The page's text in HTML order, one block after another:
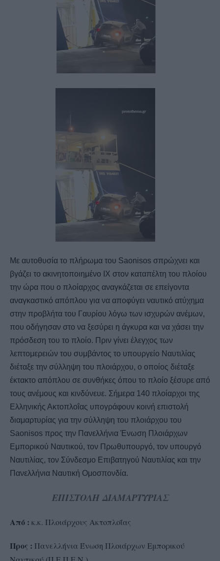
Με αυτοθυσία το πλήρωμα του Saonisos σπρώχνει και
βγάζει το ακινητοποιημένο ΙΧ στον καταπέλτη του πλοίου
την ώρα που ο πλοίαρχος αναγκάζεται σε επείγοντα
αναγκαστικό απόπλου για να αποφύγει ναυτικό ατύχημα
στην προβλήτα του Γαυρίου λόγω των ισχυρών ανέμων,
που οδήγησαν στο να ξεσύρει η άγκυρα και να χάσει την
πρόσδεση του το πλοίο. Πριν γίνει έλεγχος των
λεπτομερειών του συμβάντος το υπουργείο Ναυτιλίας
διέταξε την σύλληψη του πλοιάρχου, ο οποίος διέταξε
έκτακτο απόπλου σε συνθήκες όπου το πλοίο ξέσυρε από
τους ανέμους και κινδύνευε. Σήμερα 140 πλοίαρχοι της
Ελληνικής Ακτοπλοΐας υπογράφουν κοινή επιστολή
διαμαρτυρίας για την σύλληψη του πλοιάρχου του
Saonisos προς την Πανελλήνια Ένωση Πλοιάρχων
Εμπορικού Ναυτικού, τον Πρωθυπουργό, τον υπουργό
Ναυτιλίας, τον Σύνδεσμο Επιβατηγού Ναυτιλίας και την
Πανελλήνια Ναυτική Ομοσπονδία.
ΕΠΙΣΤΟΛΗ ΔΙΑΜΑΡΤΥΡΙΑΣ
Από : κ.κ. Πλοιάρχους Ακτοπλοΐας
Προς : Πανελλήνια Ένωση Πλοιάρχων Εμπορικού